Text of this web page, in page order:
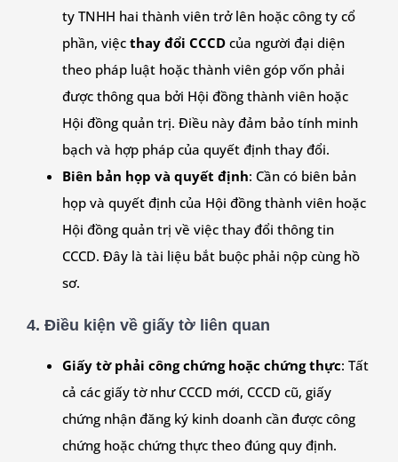
ty TNHH hai thành viên trở lên hoặc công ty cổ
phần, việc thay đổi CCCD của người đại diện
theo pháp luật hoặc thành viên góp vốn phải
được thông qua bởi Hội đồng thành viên hoặc
Hội đồng quản trị. Điều này đảm bảo tính minh
bạch và hợp pháp của quyết định thay đổi.
Biên bản họp và quyết định: Cần có biên bản
họp và quyết định của Hội đồng thành viên hoặc
Hội đồng quản trị về việc thay đổi thông tin
CCCD. Đây là tài liệu bắt buộc phải nộp cùng hồ
sơ.
4. Điều kiện về giấy tờ liên quan
Giấy tờ phải công chứng hoặc chứng thực: Tất
cả các giấy tờ như CCCD mới, CCCD cũ, giấy
chứng nhận đăng ký kinh doanh cần được công
chứng hoặc chứng thực theo đúng quy định.